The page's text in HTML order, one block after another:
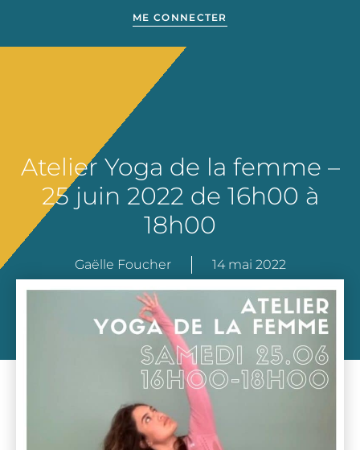
ME CONNECTER
Atelier Yoga de la femme –
25 juin 2022 de 16h00 à
18h00
Gaëlle Foucher 14 mai 2022